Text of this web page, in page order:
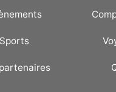
Sports